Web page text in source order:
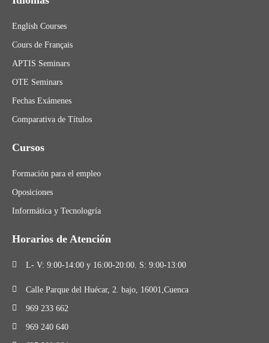
English Courses
Cours de Français
APTIS Seminars
OTE Seminars
Fechas Exámenes
Comparativa de Títulos
Cursos
Formación para el empleo
Oposiciones
Informática y Tecnologría
Horarios de Atención
L- V: 9:00-14:00 y 16:00-20:00. S: 9:00-13:00
Calle Parque del Huécar, 2. bajo, 16001,Cuenca
969 233 662
969 240 640